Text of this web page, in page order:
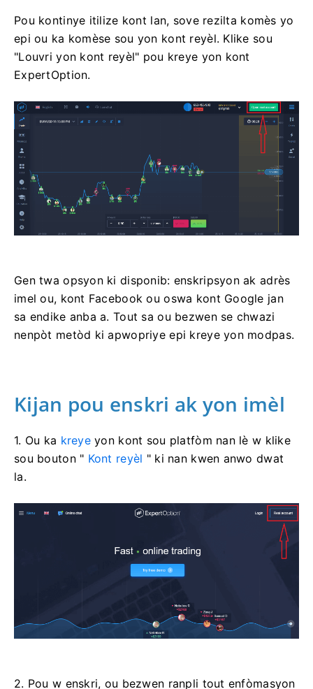
Pou kontinye itilize kont lan, sove rezilta komès yo
epi ou ka komèse sou yon kont reyèl. Klike sou
"Louvri yon kont reyèl" pou kreye yon kont
ExpertOption.
Gen twa opsyon ki disponib: enskripsyon ak adrès
imel ou, kont Facebook ou oswa kont Google jan
sa endike anba a. Tout sa ou bezwen se chwazi
nenpòt metòd ki apwopriye epi kreye yon modpas.
Kijan pou enskri ak yon imèl
1. Ou ka kreyeyon kont sou platfòm nan lè w klike
sou bouton " Kont reyèl " ki nan kwen anwo dwat
la.
2. Pou w enskri, ou bezwen ranpli tout enfòmasyon